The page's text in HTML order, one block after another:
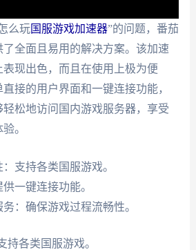
么玩国服游戏加速器”的问题，番茄
了全面且易用的解决方案。该加速
现出色，而且在使用上极为便
接的用户界面和一键连接功能，
松地访问国内游戏服务器，享受
。
支持各类国服游戏。
一键连接功能。
：确保游戏过程流畅性。
持各类国服游戏。